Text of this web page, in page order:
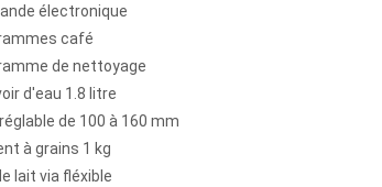
électronique
café
de nettoyage
d'eau 1.8 litre
de 100 à 160 mm
à grains 1 kg
lait via fléxible